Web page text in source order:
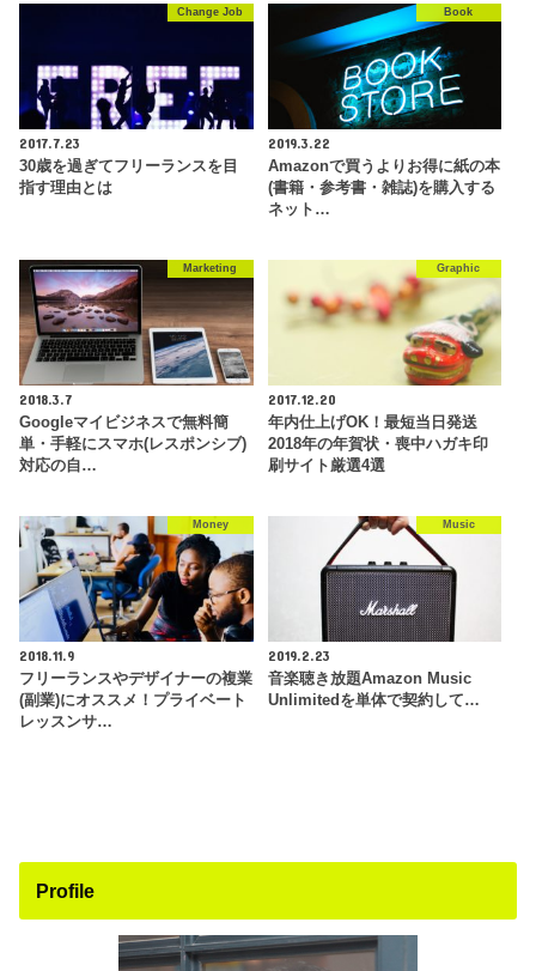
Change Job
2017.7.23
30歳を過ぎてフリーランスを目
指す理由とは
Book
2019.3.22
Amazonで買うよりお得に紙の本
(書籍・参考書・雑誌)を購入する
ネット…
Marketing
2018.3.7
Googleマイビジネスで無料簡
単・手軽にスマホ(レスポンシブ)
対応の自…
Graphic
2017.12.20
年内仕上げOK！最短当日発送
2018年の年賀状・喪中ハガキ印
刷サイト厳選4選
Money
2018.11.9
フリーランスやデザイナーの複業
(副業)にオススメ！プライベート
レッスンサ…
Music
2019.2.23
音楽聴き放題Amazon Music
Unlimitedを単体で契約して…
Profile